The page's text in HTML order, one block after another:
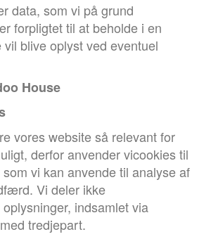
data, som vi på grund
forpligtet til at beholde i en
blive oplyst ved eventuel
House
vores website så relevant for
derfor anvender vicookies til
vi kan anvende til analyse af
Vi deler ikke
indsamlet via
tredjepart.